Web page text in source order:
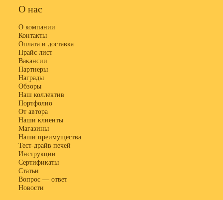
О нас
О компании
Контакты
Оплата и доставка
Прайс лист
Вакансии
Партнеры
Награды
Обзоры
Наш коллектив
Портфолио
От автора
Наши клиенты
Магазины
Наши преимущества
Тест-драйв печей
Инструкции
Сертификаты
Статьи
Вопрос — ответ
Новости